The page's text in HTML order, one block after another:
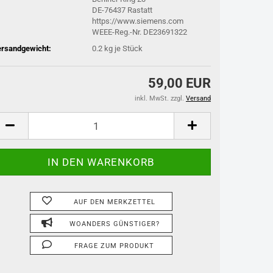
DE-76437 Rastatt
https://www.siemens.com
WEEE-Reg.-Nr. DE23691322
0.2 kg je Stück
59,00 EUR
inkl. MwSt. zzgl. Versand
AUF DEN MERKZETTEL
WOANDERS GÜNSTIGER?
FRAGE ZUM PRODUKT